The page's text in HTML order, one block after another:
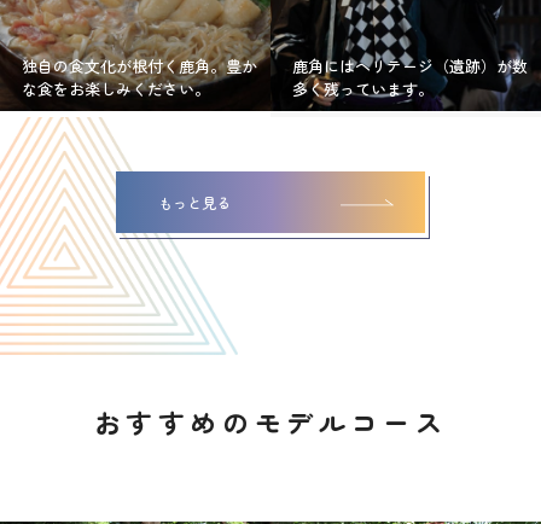
独自の食文化が根付く鹿角。豊か
な食をお楽しみください。
鹿角にはヘリテージ（遺跡）が数
多く残っています。
もっと見る
おすすめのモデルコース